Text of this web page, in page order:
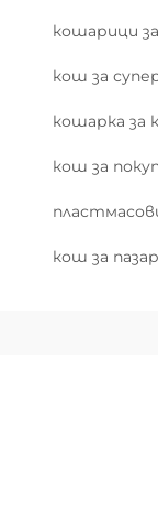
кошарици
кош за
кошарка за
кош за
кош за